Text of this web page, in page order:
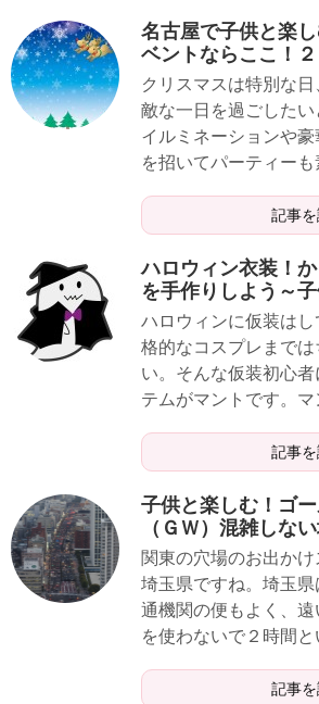
名古屋で子供と楽
ベントならここ！
クリスマスは特別な
敵な一日を過ごしたい
イルミネーションや豪
を招いてパーティー
記事
ハロウィン衣装！
を手作りしよう～
ハロウィンに仮装は
格的なコスプレまで
い。そんな仮装初心
テムがマントです。
記事
子供と楽しむ！ゴ
（ＧＷ）混雑しな
関東の穴場のお出か
埼玉県ですね。埼玉
通機関の便もよく、
を使わないで２時間
記事